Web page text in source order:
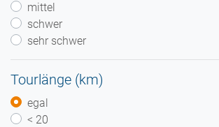
mittel
schwer
sehr schwer
Tourlänge (km)
egal
< 20